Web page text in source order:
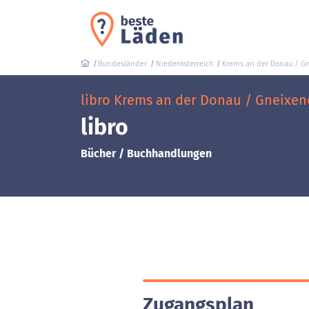
Bundesländer Niederösterreich Krems an der Donau /
libro Krems an der Donau /
libro
Bücher / Buchhandlungen